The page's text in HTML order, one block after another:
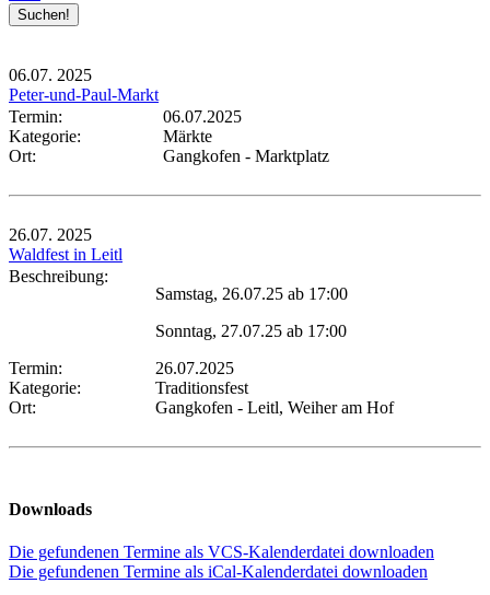
06.07. 2025
Peter-und-Paul-Markt
Termin:
06.07.2025
Kategorie:
Märkte
Ort:
Gangkofen - Marktplatz
26.07. 2025
Waldfest in Leitl
Beschreibung:
Samstag, 26.07.25 ab 17:00
Sonntag, 27.07.25 ab 17:00
Termin:
26.07.2025
Kategorie:
Traditionsfest
Ort:
Gangkofen - Leitl, Weiher am Hof
Downloads
Die gefundenen Termine als VCS-Kalenderdatei downloaden
Die gefundenen Termine als iCal-Kalenderdatei downloaden